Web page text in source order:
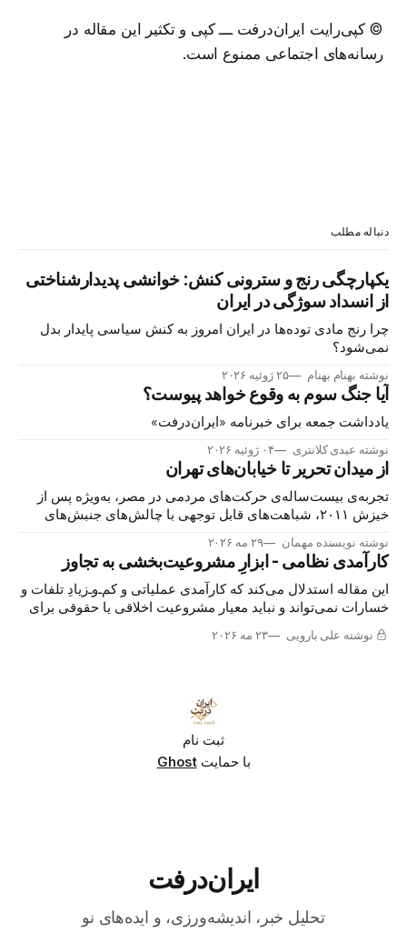
© کپی‌رایت ایران‌درفت ـــ کپی و تکثیر این مقاله در
رسانه‌های اجتماعی ممنوع است.
دنباله مطلب
یکپارچگی رنج و سترونی کنش: خوانشی پدیدارشناختی
از انسداد سوژگی در ایران
چرا رنج مادی توده‌ها در ایران امروز به کنش سیاسی پایدار بدل
نمی‌شود؟
نوشته بهنام بهنام ۲۵ ژوئیه ۲۰۲۶
آیا جنگ سوم به وقوع خواهد پیوست؟
یادداشت جمعه برای خبرنامه «ایران‌درفت»
نوشته عبدی کلانتری ۰۴ ژوئیه ۲۰۲۶
از میدان تحریر تا خیابان‌های تهران
تجربه‌ی بیست‌ساله‌ی حرکت‌های مردمی در مصر، به‌ویژه پس از
خیزش ۲۰۱۱، شباهت‌های قابل توجهی با چالش‌های جنبش‌های
برای آینده‌ی ایران باشد.
نوشته نویسنده مهمان ۲۹ مه ۲۰۲۶
کارآمدی نظامی - ابزارِ مشروعیت‌بخشی به تجاوز
این مقاله استدلال می‌کند که کارآمدی عملیاتی و کم‌ـ‌وـ‌زیادِ تلفات و
خسارات نمی‌تواند و نباید معیار مشروعیت اخلاقی یا حقوقی برای
تهاجم نظامی به قصد تغییر یک حکومت باشد.
نوشته علی بارویی ۲۳ مه ۲۰۲۶
ثبت نام
با حمایتGhost
ایران‌درفت
تحلیل خبر، اندیشه‌ورزی، و ایده‌های نو